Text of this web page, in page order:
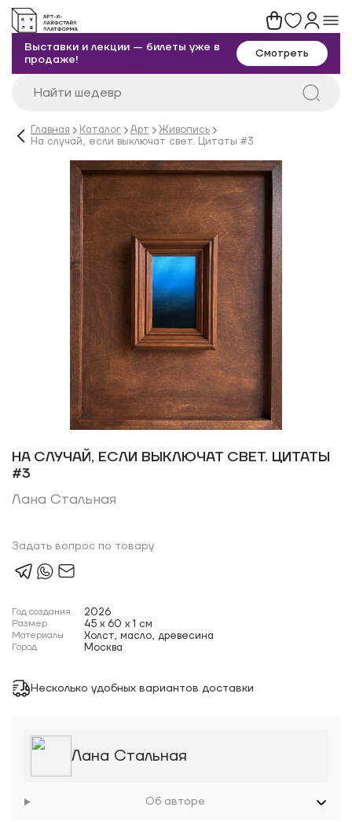
Выставки и лекции — билеты уже в
продаже!
Смотреть
Главная Каталог Арт
Живопись
На случай, если выключат свет. Цитаты #3
НА СЛУЧАЙ, ЕСЛИ ВЫКЛЮЧАТ СВЕТ. ЦИТАТЫ
#3
Лана Стальная
Задать вопрос по товару
Год создания 2026
Размер 45 x 60 x 1 см
Материалы Холст, масло, древесина
Город Москва
Несколько удобных вариантов доставки
Лана Стальная
Об авторе